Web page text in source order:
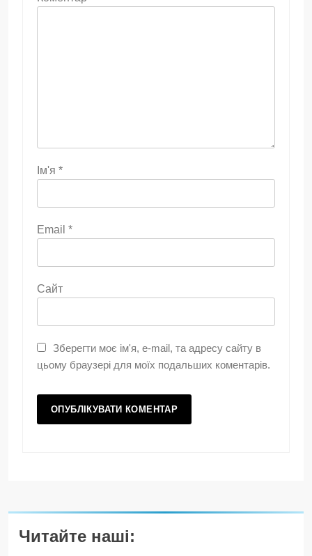
Ім'я *
Email *
Сайт
Зберегти моє ім'я, e-mail, та адресу сайту в
цьому браузері для моїх подальших коментарів.
Читайте наші: